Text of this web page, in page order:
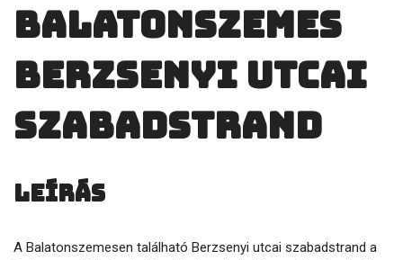
Balatonszemes
Berzsenyi utcai
szabadstrand
Leírás
A Balatonszemesen található Berzsenyi utcai szabadstrand a